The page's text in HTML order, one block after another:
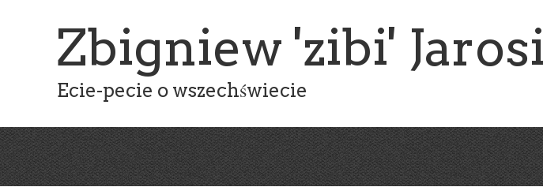
Zbigniew 'zibi'
Ecie-pecie o wszechświecie